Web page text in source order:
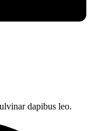
dapibus leo.